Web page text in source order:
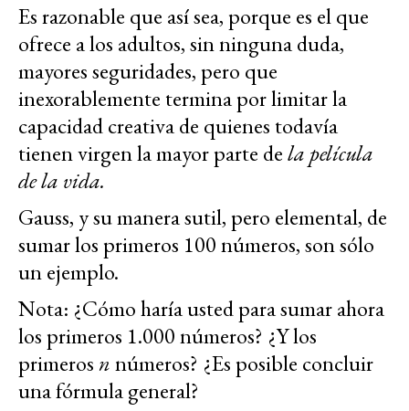
Es razonable que así sea, porque es el que
ofrece a los adultos, sin ninguna duda,
mayores seguridades, pero que
inexorablemente termina por limitar la
capacidad creativa de quienes todavía
tienen virgen la mayor parte dela película
de la vida.
Gauss, y su manera sutil, pero elemental, de
sumar los primeros 100 números, son sólo
un ejemplo.
Nota: ¿Cómo haría usted para sumar ahora
los primeros 1.000 números? ¿Y los
primeros nnúmeros? ¿Es posible concluir
una fórmula general?